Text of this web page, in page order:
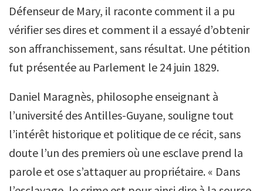
Défenseur de Mary, il raconte comment il a pu
vérifier ses dires et comment il a essayé d’obtenir
son affranchissement, sans résultat. Une pétition
fut présentée au Parlement le 24 juin 1829.
Daniel Maragnès, philosophe enseignant à
l’université des Antilles-Guyane, souligne tout
l’intérêt historique et politique de ce récit, sans
doute l’un des premiers où une esclave prend la
parole et ose s’attaquer au propriétaire. « Dans